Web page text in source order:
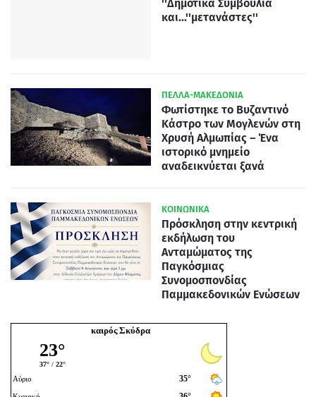
''Δημοτικά Συμβούλια
και...''μετανάστες''
ΠΕΛΛΑ-ΜΑΚΕΔΟΝΙΑ
Φωτίστηκε το Βυζαντινό
Κάστρο των Μογλενών στη
Χρυσή Αλμωπίας – Ένα
ιστορικό μνημείο
αναδεικνύεται ξανά
ΚΟΙΝΩΝΙΚΑ
Πρόσκληση στην κεντρική
εκδήλωση του
Ανταμώματος της
Παγκόσμιας
Συνομοσπονδίας
Παμμακεδονικών Ενώσεων
καιρός Σκύδρα